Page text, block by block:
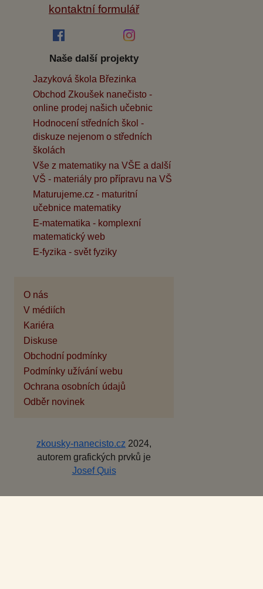
kontaktní formulář
Naše další projekty
Jazyková škola Březinka
Obchod Zkoušek nanečisto -
online prodej našich učebnic
Hodnocení středních škol -
diskuze nejenom o středních
školách
Vše z matematiky na VŠE a další
VŠ - materiály pro přípravu na VŠ
Maturujeme.cz - maturitní
učebnice matematiky
E-matematika - komplexní
matematický web
E-fyzika - svět fyziky
O nás
V médiích
Kariéra
Diskuse
Obchodní podmínky
Podmínky užívání webu
Ochrana osobních údajů
Odběr novinek
zkousky-nanecisto.cz 2024,
autorem grafických prvků je
Josef Quis